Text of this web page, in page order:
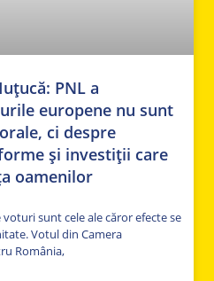
PNL a
europene nu sunt
ci despre
și investiții care
oamenilor
sunt cele ale căror efecte se
Votul din Camera
România,